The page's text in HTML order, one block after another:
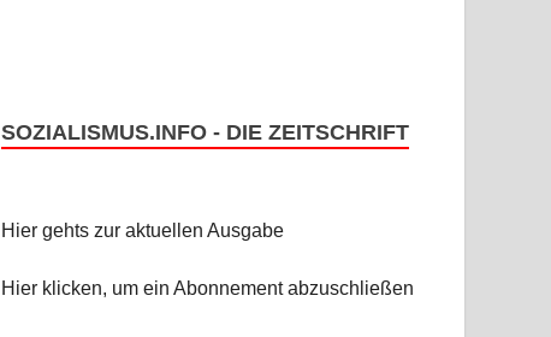
SOZIALISMUS.INFO - DIE ZEITSCHRIFT
Hier gehts zur aktuellen Ausgabe
Hier klicken, um ein Abonnement abzuschließen